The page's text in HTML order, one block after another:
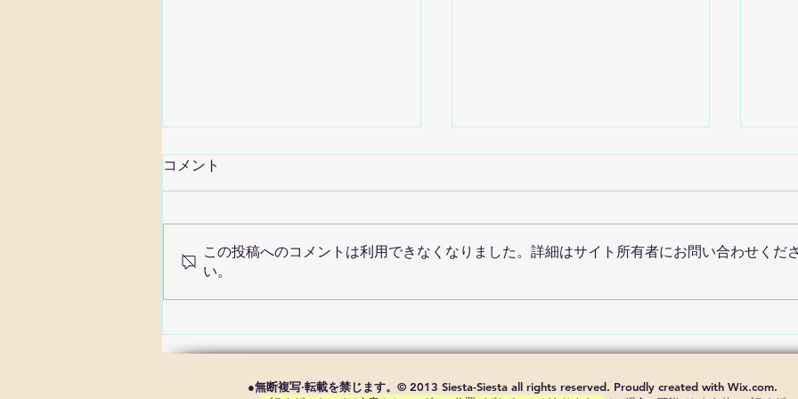
師走に思う
あなたの描く理想
エ
コメント
この投稿へのコメントは利用できなくなりました。詳細はサイト所有者にお問い合わせくださ
い。
●無断複写·転載を禁じます。© 2013 Siesta-Siesta all rights reserved. Proudly created with Wix.com.